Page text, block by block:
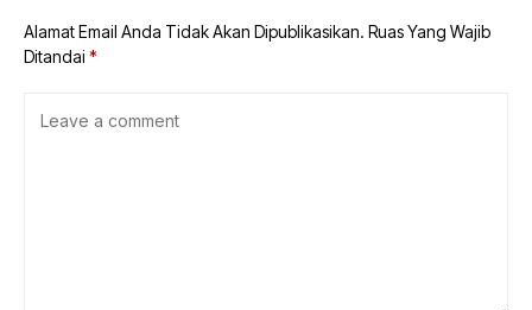
Alamat Email Anda Tidak Akan Dipublikasikan. Ruas Yang Wajib
Ditandai *